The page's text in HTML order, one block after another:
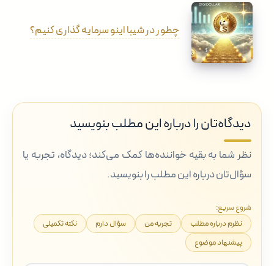
چطور در شیبا اینو سرمایه گذاری کنیم؟
دیدگاه‌تان را درباره این مطلب بنویسید
نظر شما به بقیه خواننده‌ها کمک می‌کند؛ دیدگاه، تجربه یا
سؤال‌تان درباره این مطلب را بنویسید.
شروع سریع:
نظرم درباره مطلب
تجربه من سؤال دارم
نکته تکمیلی
پیشنهاد موضوع